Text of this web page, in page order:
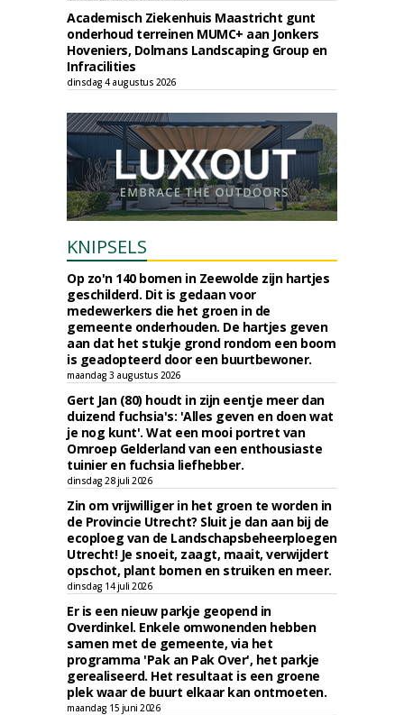
Academisch Ziekenhuis Maastricht gunt
onderhoud terreinen MUMC+ aan Jonkers
Hoveniers, Dolmans Landscaping Group en
Infracilities
dinsdag 4 augustus 2026
KNIPSELS
Op zo'n 140 bomen in Zeewolde zijn hartjes
geschilderd. Dit is gedaan voor
medewerkers die het groen in de
gemeente onderhouden. De hartjes geven
aan dat het stukje grond rondom een boom
is geadopteerd door een buurtbewoner.
maandag 3 augustus 2026
Gert Jan (80) houdt in zijn eentje meer dan
duizend fuchsia's: 'Alles geven en doen wat
je nog kunt'. Wat een mooi portret van
Omroep Gelderland van een enthousiaste
tuinier en fuchsia liefhebber.
dinsdag 28 juli 2026
Zin om vrijwilliger in het groen te worden in
de Provincie Utrecht? Sluit je dan aan bij de
ecoploeg van de Landschapsbeheerploegen
Utrecht! Je snoeit, zaagt, maait, verwijdert
opschot, plant bomen en struiken en meer.
dinsdag 14 juli 2026
Er is een nieuw parkje geopend in
Overdinkel. Enkele omwonenden hebben
samen met de gemeente, via het
programma 'Pak an Pak Over', het parkje
gerealiseerd. Het resultaat is een groene
plek waar de buurt elkaar kan ontmoeten.
maandag 15 juni 2026